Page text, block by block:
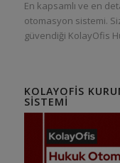
En kapsamlı ve en
otomasyon sistemi.
güvendiği KolayOfis
KOLAYOFIS
SISTEMI